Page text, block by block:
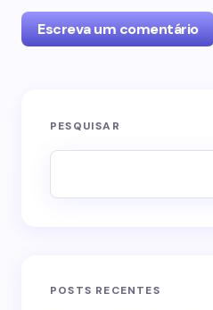
Escreva um comentário
O seu endereço de e-mail
PESQUISAR
POSTS RECENTES